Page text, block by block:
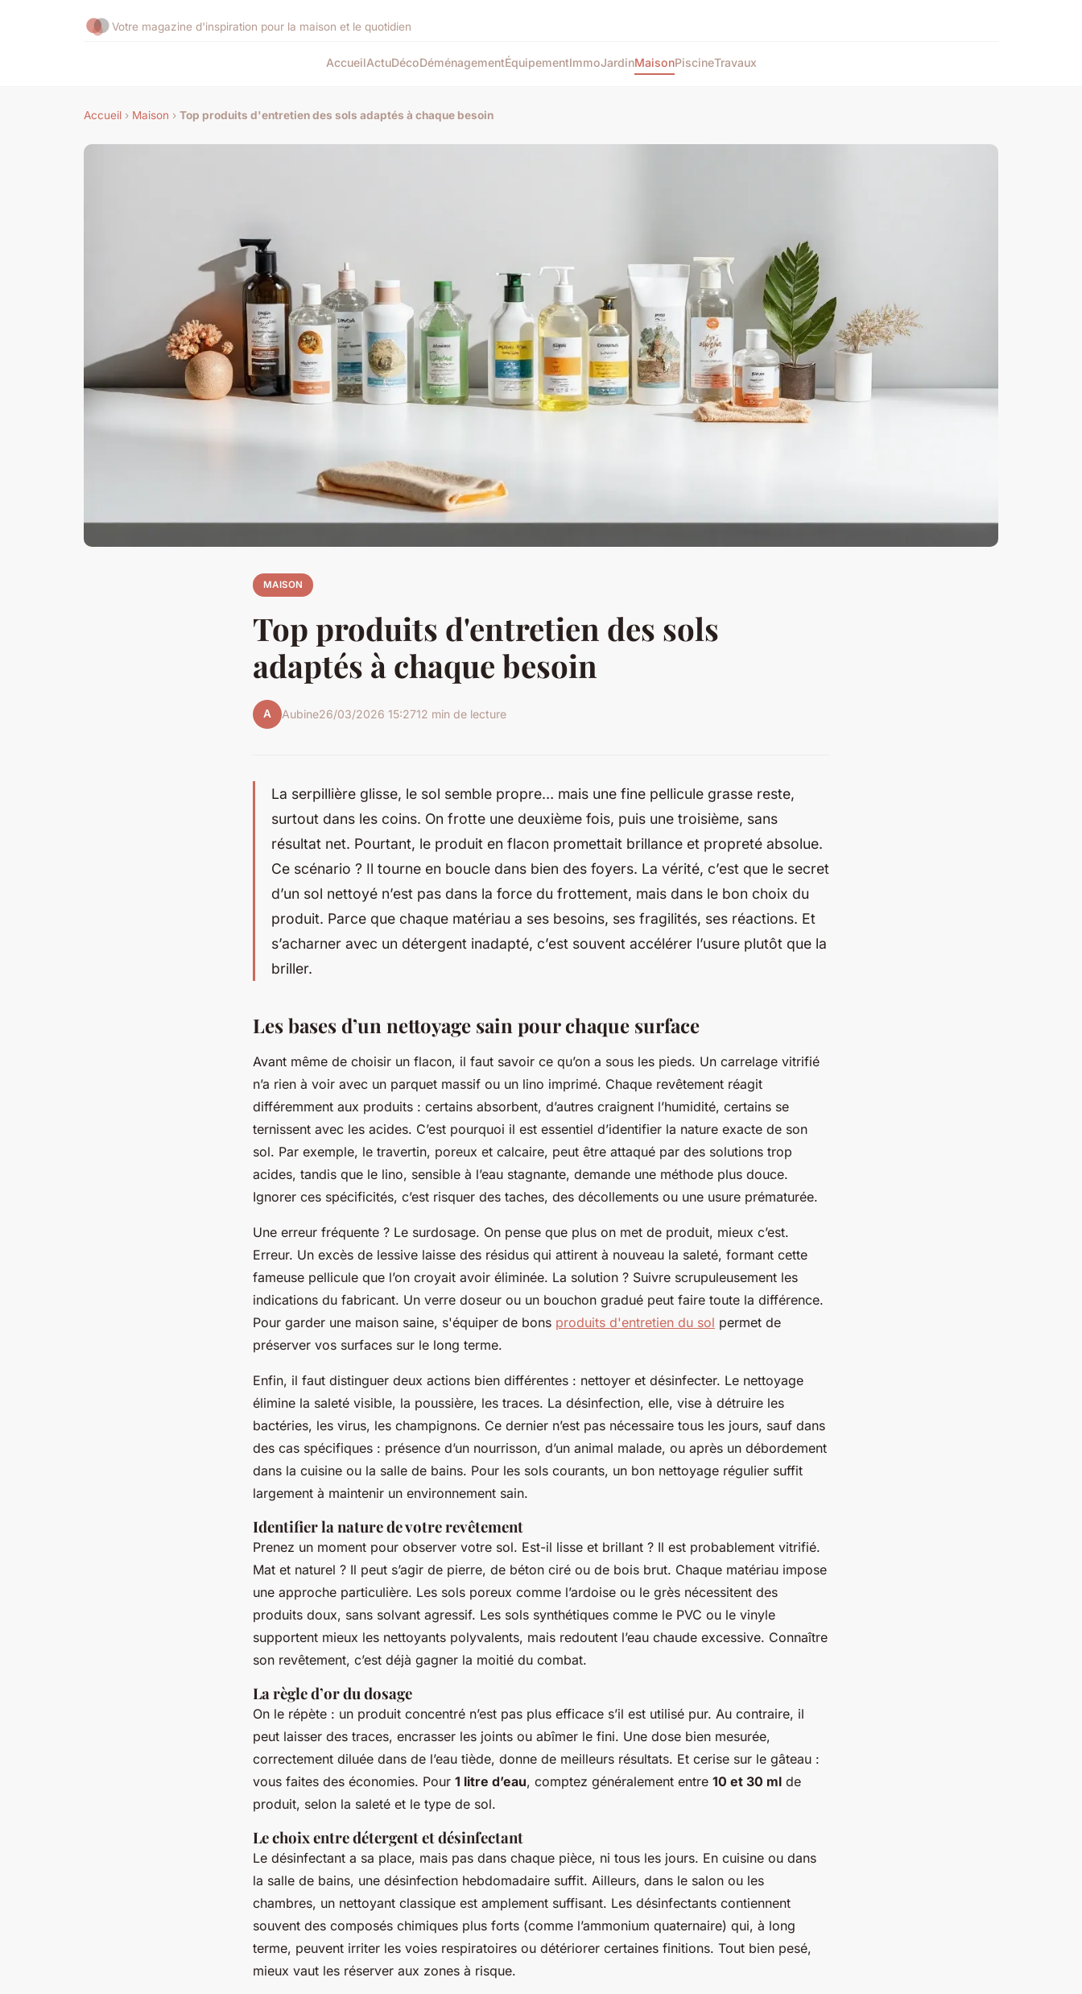
Votre magazine d'inspiration pour la maison et le quotidien
AccueilActuDécoDéménagementÉquipementImmoJardinMaisonPiscineTravaux
Accueil › Maison › Top produits d'entretien des sols adaptés à chaque besoin
MAISON
Top produits d'entretien des sols
adaptés à chaque besoin
A Aubine26/03/2026 15:2712 min de lecture
La serpillière glisse, le sol semble propre… mais une fine pellicule grasse reste,
surtout dans les coins. On frotte une deuxième fois, puis une troisième, sans
résultat net. Pourtant, le produit en flacon promettait brillance et propreté absolue.
Ce scénario ? Il tourne en boucle dans bien des foyers. La vérité, c’est que le secret
d’un sol nettoyé n’est pas dans la force du frottement, mais dans le bon choix du
produit. Parce que chaque matériau a ses besoins, ses fragilités, ses réactions. Et
s’acharner avec un détergent inadapté, c’est souvent accélérer l’usure plutôt que la
briller.
Les bases d’un nettoyage sain pour chaque surface
Avant même de choisir un flacon, il faut savoir ce qu’on a sous les pieds. Un carrelage vitrifié
n’a rien à voir avec un parquet massif ou un lino imprimé. Chaque revêtement réagit
différemment aux produits : certains absorbent, d’autres craignent l’humidité, certains se
ternissent avec les acides. C’est pourquoi il est essentiel d’identifier la nature exacte de son
sol. Par exemple, le travertin, poreux et calcaire, peut être attaqué par des solutions trop
acides, tandis que le lino, sensible à l’eau stagnante, demande une méthode plus douce.
Ignorer ces spécificités, c’est risquer des taches, des décollements ou une usure prématurée.
Une erreur fréquente ? Le surdosage. On pense que plus on met de produit, mieux c’est.
Erreur. Un excès de lessive laisse des résidus qui attirent à nouveau la saleté, formant cette
fameuse pellicule que l’on croyait avoir éliminée. La solution ? Suivre scrupuleusement les
indications du fabricant. Un verre doseur ou un bouchon gradué peut faire toute la différence.
Pour garder une maison saine, s'équiper de bons produits d'entretien du sol permet de
préserver vos surfaces sur le long terme.
Enfin, il faut distinguer deux actions bien différentes : nettoyer et désinfecter. Le nettoyage
élimine la saleté visible, la poussière, les traces. La désinfection, elle, vise à détruire les
bactéries, les virus, les champignons. Ce dernier n’est pas nécessaire tous les jours, sauf dans
des cas spécifiques : présence d’un nourrisson, d’un animal malade, ou après un débordement
dans la cuisine ou la salle de bains. Pour les sols courants, un bon nettoyage régulier suffit
largement à maintenir un environnement sain.
Identifier la nature de votre revêtement
Prenez un moment pour observer votre sol. Est-il lisse et brillant ? Il est probablement vitrifié.
Mat et naturel ? Il peut s’agir de pierre, de béton ciré ou de bois brut. Chaque matériau impose
une approche particulière. Les sols poreux comme l’ardoise ou le grès nécessitent des
produits doux, sans solvant agressif. Les sols synthétiques comme le PVC ou le vinyle
supportent mieux les nettoyants polyvalents, mais redoutent l’eau chaude excessive. Connaître
son revêtement, c’est déjà gagner la moitié du combat.
La règle d’or du dosage
On le répète : un produit concentré n’est pas plus efficace s’il est utilisé pur. Au contraire, il
peut laisser des traces, encrasser les joints ou abîmer le fini. Une dose bien mesurée,
correctement diluée dans de l’eau tiède, donne de meilleurs résultats. Et cerise sur le gâteau :
vous faites des économies. Pour 1 litre d’eau, comptez généralement entre 10 et 30 ml de
produit, selon la saleté et le type de sol.
Le choix entre détergent et désinfectant
Le désinfectant a sa place, mais pas dans chaque pièce, ni tous les jours. En cuisine ou dans
la salle de bains, une désinfection hebdomadaire suffit. Ailleurs, dans le salon ou les
chambres, un nettoyant classique est amplement suffisant. Les désinfectants contiennent
souvent des composés chimiques plus forts (comme l’ammonium quaternaire) qui, à long
terme, peuvent irriter les voies respiratoires ou détériorer certaines finitions. Tout bien pesé,
mieux vaut les réserver aux zones à risque.